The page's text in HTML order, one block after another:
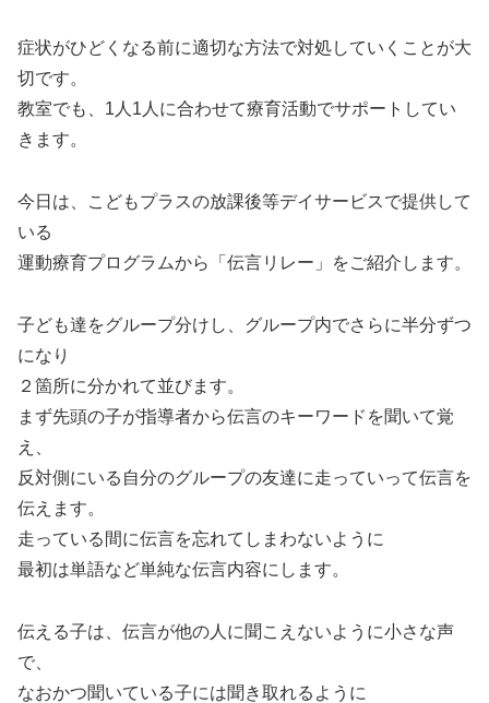
症状がひどくなる前に適切な方法で対処していくことが大
切です。
教室でも、1人1人に合わせて療育活動でサポートしてい
きます。
今日は、こどもプラスの放課後等デイサービスで提供して
いる
運動療育プログラムから「伝言リレー」をご紹介します。
子ども達をグループ分けし、グループ内でさらに半分ずつ
になり
２箇所に分かれて並びます。
まず先頭の子が指導者から伝言のキーワードを聞いて覚
え、
反対側にいる自分のグループの友達に走っていって伝言を
伝えます。
走っている間に伝言を忘れてしまわないように
最初は単語など単純な伝言内容にします。
伝える子は、伝言が他の人に聞こえないように小さな声
で、
なおかつ聞いている子には聞き取れるように